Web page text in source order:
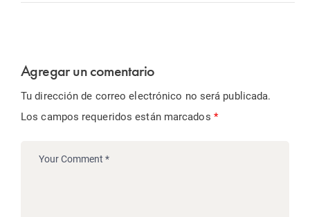
Agregar un comentario
Tu dirección de correo electrónico no será publicada.
Los campos requeridos están marcados *